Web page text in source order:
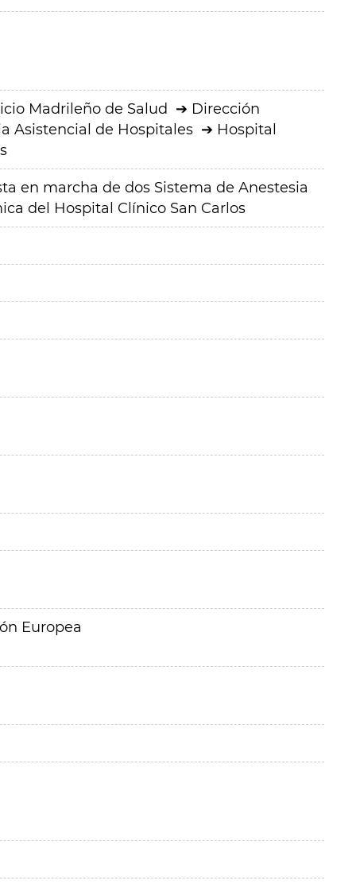
Madrileño de Salud
Dirección
Asistencial de Hospitales
Hospital
en marcha de dos Sistema de Anestesia
del Hospital Clínico San Carlos
Europea